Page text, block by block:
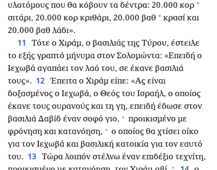
υλοτόμους που θα κόβουν τα δέντρα: 20.000 κορ *
σιτάρι, 20.000 κορ κριθάρι, 20.000 βαθ * κρασί και
20.000 βαθ λάδι».
11
Τότε ο Χιράμ, ο βασιλιάς της Τύρου, έστειλε
το εξής γραπτό μήνυμα στον Σολομώντα: «Επειδή ο
Ιεχωβά αγαπάει τον λαό του, σε έκανε βασιλιά
τους». 12 Έπειτα ο Χιράμ είπε: «Ας είναι
δοξασμένος ο Ιεχωβά, ο Θεός του Ισραήλ, ο οποίος
έκανε τους ουρανούς και τη γη, επειδή έδωσε στον
βασιλιά Δαβίδ έναν σοφό γιο, + προικισμένο με
φρόνηση και κατανόηση, + ο οποίος θα χτίσει οίκο
για τον Ιεχωβά και βασιλική κατοικία για τον εαυτό
του. 13 Τώρα λοιπόν στέλνω έναν επιδέξιο τεχνίτη,
+